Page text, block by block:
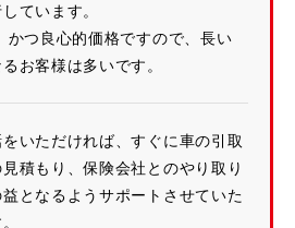
ています。
つ良心的価格ですので、長い
お客様は多いです。
いただければ、すぐに車の引取
積もり、保険会社とのやり取り
となるようサポートさせていた